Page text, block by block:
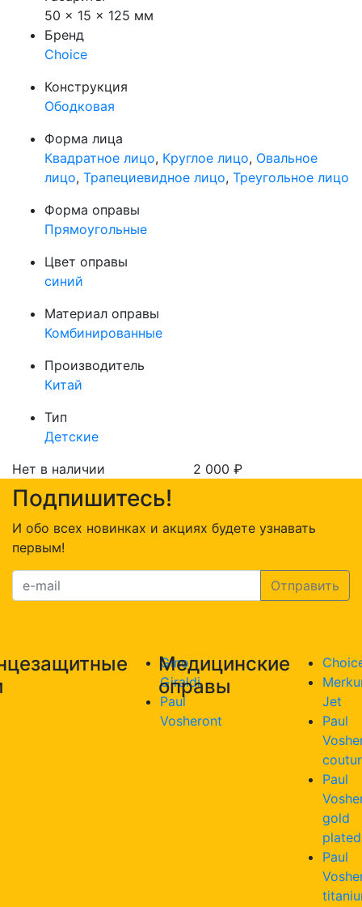
50 × 15 × 125 мм
Бренд
Choice
Конструкция
Ободковая
Форма лица
Квадратное лицо, Круглое лицо, Овальное
лицо, Трапециевидное лицо, Треугольное лицо
Форма оправы
Прямоугольные
Цвет оправы
синий
Материал оправы
Комбинированные
Производитель
Китай
Тип
Детские
Нет в наличии
2 000 ₽
Подпишитесь!
И обо всех новинках и акциях будете узнавать
первым!
Gino
Giraldi
Paul
Vosheront
Медицинские
оправы
Jet
Paul
Paul
gold
plated
Paul